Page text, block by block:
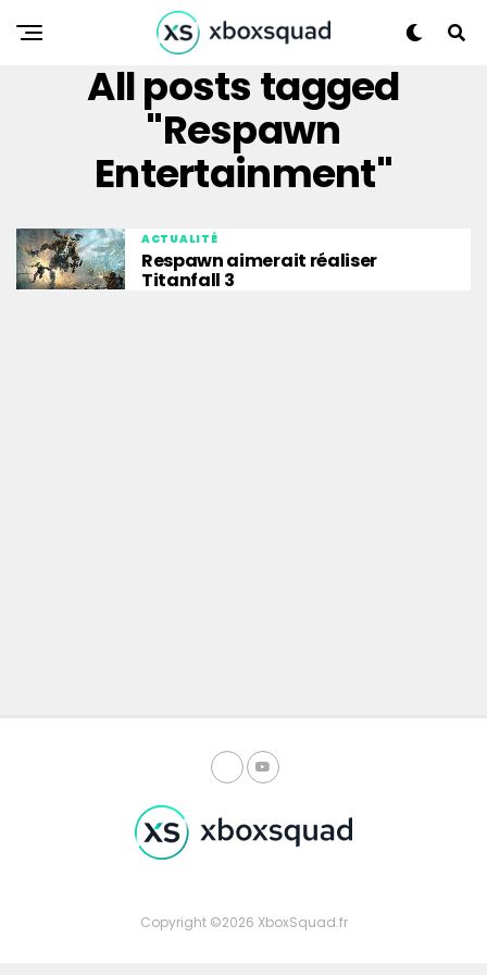
All posts tagged
"Respawn
Entertainment"
ACTUALITÉ
Respawn aimerait réaliser
Titanfall 3
Copyright ©2026 XboxSquad.fr